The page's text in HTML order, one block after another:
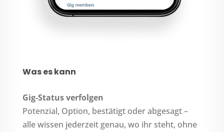
Was es kann
Gig-Status verfolgen
Potenzial, Option, bestätigt oder abgesagt –
alle wissen jederzeit genau, wo ihr steht, ohne